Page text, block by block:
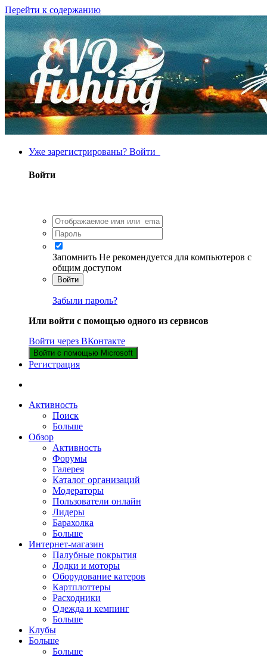
Перейти к содержанию
Уже зарегистрированы? Войти
Войти
Запомнить Не рекомендуется для компьютеров с
общим доступом
Войти
Забыли пароль?
Или войти с помощью одного из сервисов
Войти через ВКонтакте
Войти с помощью Microsoft
Регистрация
Активность
Поиск
Больше
Обзор
Активность
Форумы
Галерея
Каталог организаций
Модераторы
Пользователи онлайн
Лидеры
Барахолка
Больше
Интернет-магазин
Палубные покрытия
Лодки и моторы
Оборудование катеров
Картплоттеры
Расходники
Одежда и кемпинг
Больше
Клубы
Больше
Больше